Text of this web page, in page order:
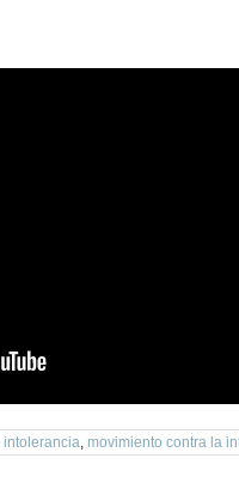
intolerancia, movimiento contra la